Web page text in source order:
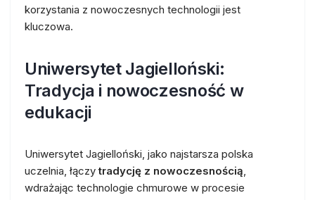
korzystania z nowoczesnych technologii jest
kluczowa.
Uniwersytet Jagielloński:
Tradycja i nowoczesność w
edukacji
Uniwersytet Jagielloński, jako najstarsza polska
uczelnia, łączytradycję z nowoczesnością,
wdrażając technologie chmurowe w procesie